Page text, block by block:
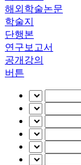
해외학술논문
학술지
단행본
연구보고서
공개강의
버튼